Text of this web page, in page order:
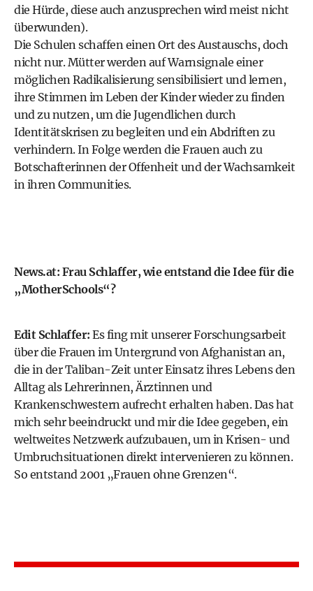
die Hürde, diese auch anzusprechen wird meist nicht
überwunden).
Die Schulen schaffen einen Ort des Austauschs, doch
nicht nur. Mütter werden auf Warnsignale einer
möglichen Radikalisierung sensibilisiert und lernen,
ihre Stimmen im Leben der Kinder wieder zu finden
und zu nutzen, um die Jugendlichen durch
Identitätskrisen zu begleiten und ein Abdriften zu
verhindern. In Folge werden die Frauen auch zu
Botschafterinnen der Offenheit und der Wachsamkeit
in ihren Communities.
News.at: Frau Schlaffer, wie entstand die Idee für die
„MotherSchools“?
Edit Schlaffer: Es fing mit unserer Forschungsarbeit
über die Frauen im Untergrund von Afghanistan an,
die in der Taliban-Zeit unter Einsatz ihres Lebens den
Alltag als Lehrerinnen, Ärztinnen und
Krankenschwestern aufrecht erhalten haben. Das hat
mich sehr beeindruckt und mir die Idee gegeben, ein
weltweites Netzwerk aufzubauen, um in Krisen- und
Umbruchsituationen direkt intervenieren zu können.
So entstand 2001 „Frauen ohne Grenzen“.